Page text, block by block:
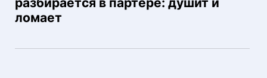
ломает